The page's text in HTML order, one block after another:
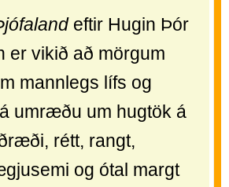
eftir Hugin Þór
er vikið að mörgum
mannlegs lífs og
umræðu um hugtök á
rétt, rangt,
og ótal margt